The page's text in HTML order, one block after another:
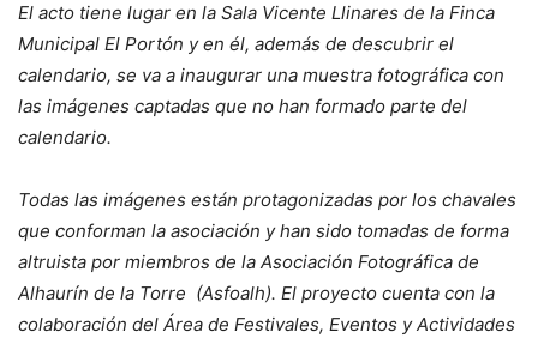
El acto tiene lugar en la Sala Vicente Llinares de la Finca
Municipal El Portón y en él, además de descubrir el
calendario, se va a inaugurar una muestra fotográfica con
las imágenes captadas que no han formado parte del
calendario.
Todas las imágenes están protagonizadas por los chavales
que conforman la asociación y han sido tomadas de forma
altruista por miembros de la Asociación Fotográfica de
Alhaurín de la Torre (Asfoalh). El proyecto cuenta con la
colaboración del Área de Festivales, Eventos y Actividades